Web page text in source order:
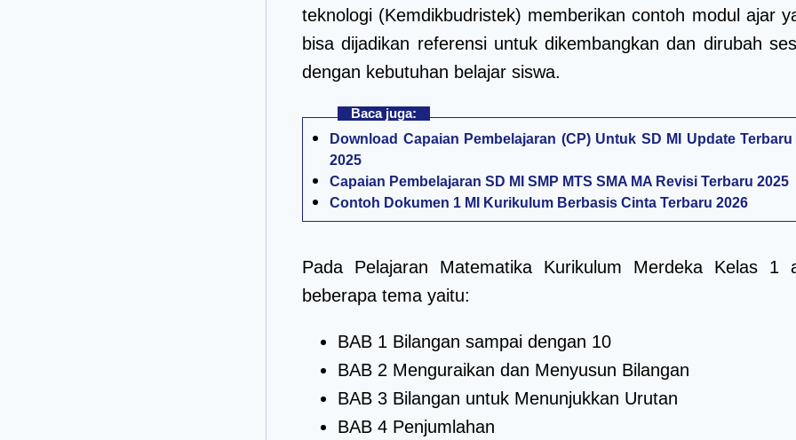
teknologi (Kemdikbudristek) memberikan contoh modul ajar
bisa dijadikan referensi untuk dikembangkan dan dirubah
dengan kebutuhan belajar siswa.
Baca juga:
Download Capaian Pembelajaran (CP) Untuk SD MI Update Terbaru
2025
Capaian Pembelajaran SD MI SMP MTS SMA MA Revisi Terbaru 2025
Contoh Dokumen 1 MI Kurikulum Berbasis Cinta Terbaru 2026
Pada Pelajaran Matematika Kurikulum Merdeka Kelas 1
beberapa tema yaitu:
BAB 1 Bilangan sampai dengan 10
BAB 2 Menguraikan dan Menyusun Bilangan
BAB 3 Bilangan untuk Menunjukkan Urutan
BAB 4 Penjumlahan